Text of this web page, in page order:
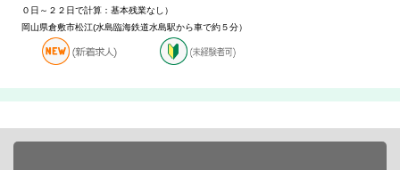
０日～２２日で計算：基本残業なし）
岡山県倉敷市松江(水島臨海鉄道水島駅から車で約５分）